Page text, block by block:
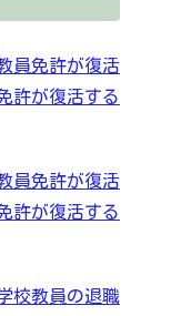
員免許が復活
許が復活する
員免許が復活
許が復活する
校教員の退職